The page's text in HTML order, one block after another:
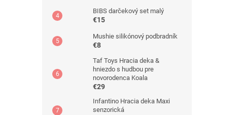
BIBS darčekový set malý
€15
Mushie silikónový podbradník
€8
Taf Toys Hracia deka &
hniezdo s hudbou pre
novorodenca Koala
€29
Infantino Hracia deka Maxi
senzorická